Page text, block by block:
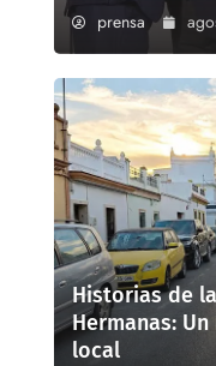
prensa
Historias de
Hermanas:
local